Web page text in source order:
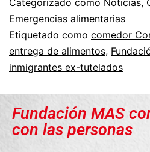
Categorizado como Noticias,
Emergencias alimentarias
Etiquetado como comedor
entrega de alimentos,
inmigrantes ex-tutelados
Fundación MAS
con las personas